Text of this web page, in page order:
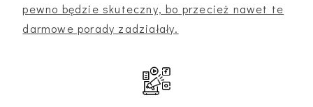
pewno będzie skuteczny, bo przecież nawet te
darmowe porady zadziałały.